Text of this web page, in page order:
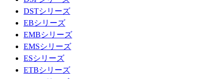
DSTシリーズ
EBシリーズ
EMBシリーズ
EMSシリーズ
ESシリーズ
ETBシリーズ